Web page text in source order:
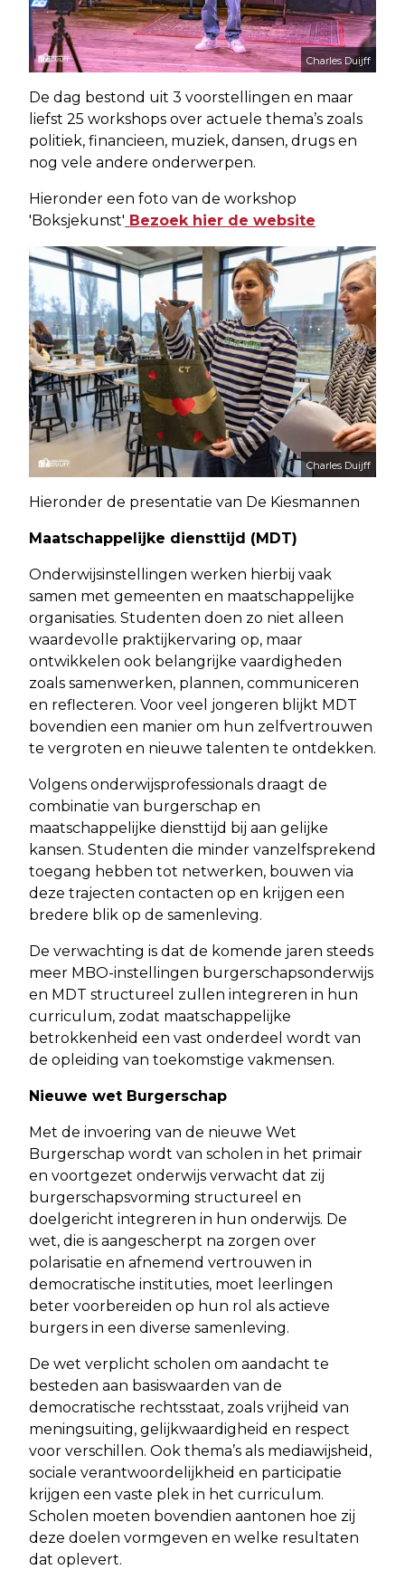
Charles Duijff
De dag bestond uit 3 voorstellingen en maar
liefst 25 workshops over actuele thema’s zoals
politiek, financieen, muziek, dansen, drugs en
nog vele andere onderwerpen.
Hieronder een foto van de workshop
'Boksjekunst' Bezoek hier de website
Charles Duijff
Hieronder de presentatie van De Kiesmannen
Maatschappelijke diensttijd (MDT)
Onderwijsinstellingen werken hierbij vaak
samen met gemeenten en maatschappelijke
organisaties. Studenten doen zo niet alleen
waardevolle praktijkervaring op, maar
ontwikkelen ook belangrijke vaardigheden
zoals samenwerken, plannen, communiceren
en reflecteren. Voor veel jongeren blijkt MDT
bovendien een manier om hun zelfvertrouwen
te vergroten en nieuwe talenten te ontdekken.
Volgens onderwijsprofessionals draagt de
combinatie van burgerschap en
maatschappelijke diensttijd bij aan gelijke
kansen. Studenten die minder vanzelfsprekend
toegang hebben tot netwerken, bouwen via
deze trajecten contacten op en krijgen een
bredere blik op de samenleving.
De verwachting is dat de komende jaren steeds
meer MBO-instellingen burgerschapsonderwijs
en MDT structureel zullen integreren in hun
curriculum, zodat maatschappelijke
betrokkenheid een vast onderdeel wordt van
de opleiding van toekomstige vakmensen.
Nieuwe wet Burgerschap
Met de invoering van de nieuwe Wet
Burgerschap wordt van scholen in het primair
en voortgezet onderwijs verwacht dat zij
burgerschapsvorming structureel en
doelgericht integreren in hun onderwijs. De
wet, die is aangescherpt na zorgen over
polarisatie en afnemend vertrouwen in
democratische instituties, moet leerlingen
beter voorbereiden op hun rol als actieve
burgers in een diverse samenleving.
De wet verplicht scholen om aandacht te
besteden aan basiswaarden van de
democratische rechtsstaat, zoals vrijheid van
meningsuiting, gelijkwaardigheid en respect
voor verschillen. Ook thema’s als mediawijsheid,
sociale verantwoordelijkheid en participatie
krijgen een vaste plek in het curriculum.
Scholen moeten bovendien aantonen hoe zij
deze doelen vormgeven en welke resultaten
dat oplevert.